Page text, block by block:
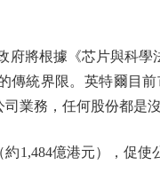
將根據《芯片與科學
統界限。英特爾目前
業務，任何股份都是沒
億港元），促使